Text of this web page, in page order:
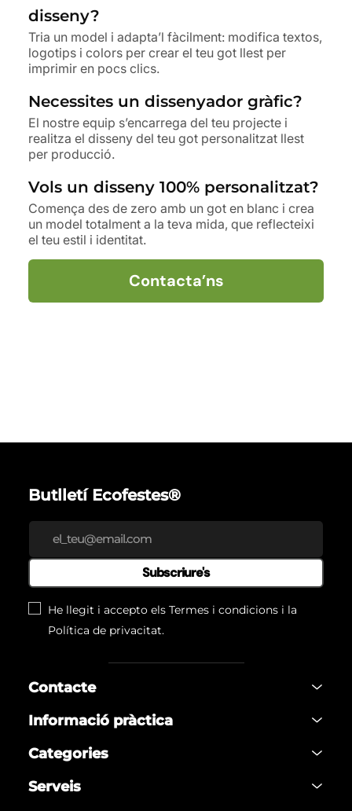
disseny?
Tria un model i adapta’l fàcilment: modifica textos,
logotips i colors per crear el teu got llest per
imprimir en pocs clics.
Necessites un dissenyador gràfic?
El nostre equip s’encarrega del teu projecte i
realitza el disseny del teu got personalitzat llest
per producció.
Vols un disseny 100% personalitzat?
Comença des de zero amb un got en blanc i crea
un model totalment a la teva mida, que reflecteixi
el teu estil i identitat.
Contacta’ns
Butlletí Ecofestes®
Subscriure's
He llegit i accepto els Termes i condicions i la
Política de privacitat.
Contacte
Informació pràctica
Categories
Serveis